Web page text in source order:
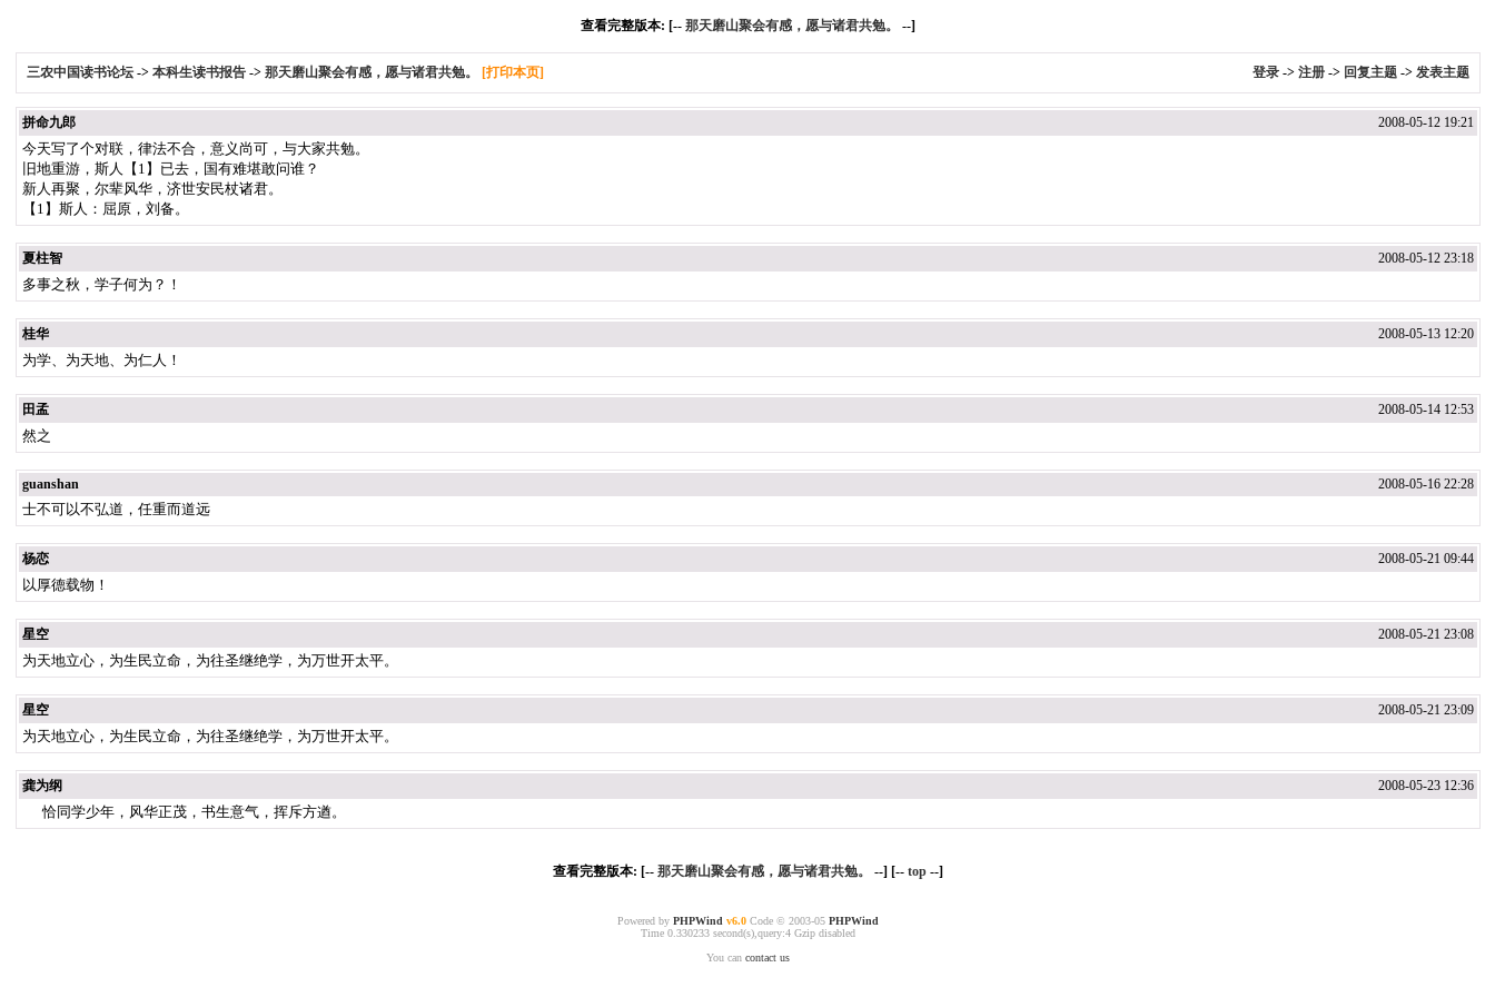
查看完整版本: [-- 那天磨山聚会有感，愿与诸君共勉。 --]
三农中国读书论坛 -> 本科生读书报告-> 那天磨山聚会有感，愿与诸君共勉。 [打印本页] 登录-> 注册-> 回复主题-> 发表主题
拼命九郎 2008-05-12 19:21
今天写了个对联，律法不合，意义尚可，与大家共勉。
旧地重游，斯人【1】已去，国有难堪敢问谁？
新人再聚，尔辈风华，济世安民杖诸君。
【1】斯人：屈原，刘备。
夏柱智 2008-05-12 23:18
多事之秋，学子何为？！
桂华 2008-05-13 12:20
为学、为天地、为仁人！
田孟 2008-05-14 12:53
然之
guanshan 2008-05-16 22:28
士不可以不弘道，任重而道远
杨恋 2008-05-21 09:44
以厚德载物！
星空 2008-05-21 23:08
为天地立心，为生民立命，为往圣继绝学，为万世开太平。
星空 2008-05-21 23:09
为天地立心，为生民立命，为往圣继绝学，为万世开太平。
龚为纲 2008-05-23 12:36
恰同学少年，风华正茂，书生意气，挥斥方遒。
查看完整版本: [-- 那天磨山聚会有感，愿与诸君共勉。 --] [-- top--]
Powered by PHPWind v6.0Code © 2003-05 PHPWind
Time 0.330233 second(s),query:4 Gzip disabled
You can contact us